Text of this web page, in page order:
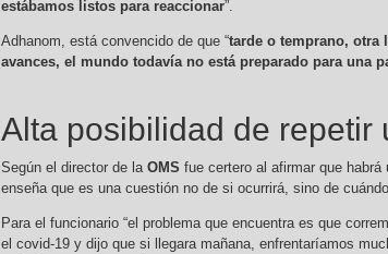
estábamos listos para reaccionar”.
Adhanom, está convencido de que “tarde o temprano, otra
avances, el mundo todavía no está preparado para una
Alta posibilidad de repetir
Según el director de la OMS fue certero al afirmar que
enseña que es una cuestión no de si ocurrirá, sino de
Para el funcionario “el problema que encuentra es que
el covid-19 y dijo que si llegara mañana, enfrentaríamos